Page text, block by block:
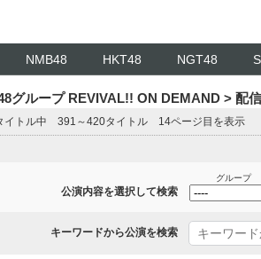
NMB48 HKT48 NGT48
グループ REVIVAL!! ON DEMAND > 配
イトル中 391～420タイトル 14ページ目を表示
公演内容を選択して検索
グループ
キーワードから公演を検索